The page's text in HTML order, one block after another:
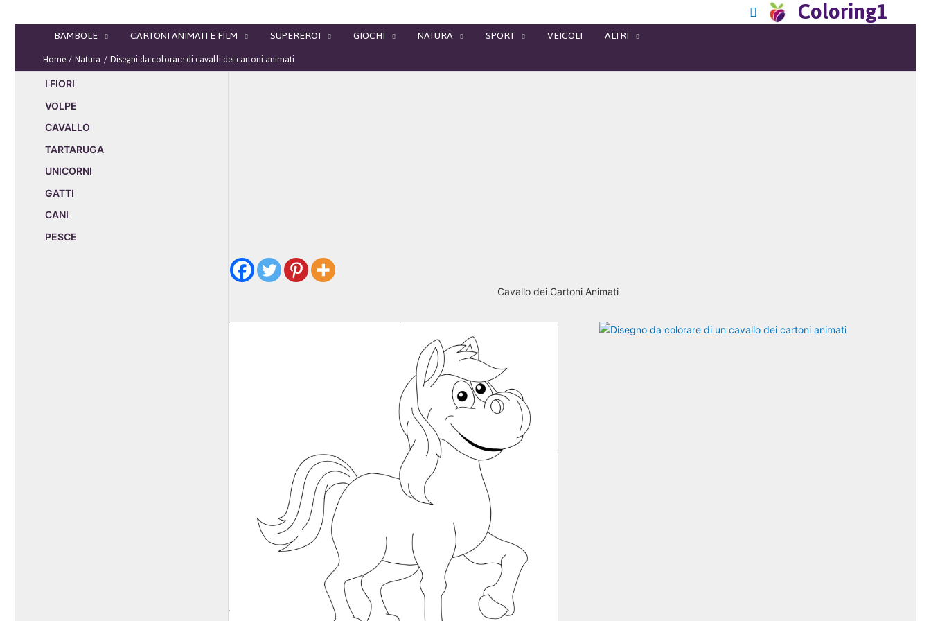
Coloring1
BAMBOLE CARTONI ANIMATI E FILM SUPEREROI GIOCHI NATURA SPORT VEICOLI ALTRI
Home Natura Disegni da colorare di cavalli dei cartoni animati
I FIORI
VOLPE
CAVALLO
TARTARUGA
UNICORNI
GATTI
CANI
PESCE
Cavallo dei Cartoni Animati